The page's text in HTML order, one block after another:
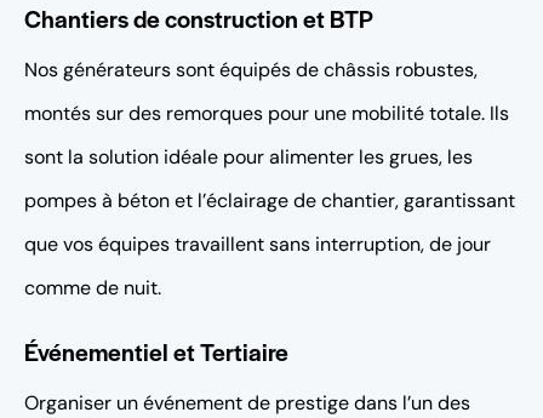
Chantiers de construction et BTP
Nos générateurs sont équipés de châssis robustes,
montés sur des remorques pour une mobilité totale. Ils
sont la solution idéale pour alimenter les grues, les
pompes à béton et l’éclairage de chantier, garantissant
que vos équipes travaillent sans interruption, de jour
comme de nuit.
Événementiel et Tertiaire
Organiser un événement de prestige dans l’un des